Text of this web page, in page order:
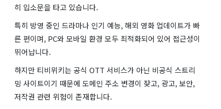
히 입소문을 타고 있습니다.
특히 방영 중인 드라마나 인기 예능, 해외 영화 업데이트가 빠
른 편이며, PC와 모바일 환경 모두 최적화되어 있어 접근성이
뛰어납니다.
하지만 티비위키는 공식 OTT 서비스가 아닌 비공식 스트리
밍 사이트이기 때문에 도메인 주소 변경이 잦고, 광고, 보안,
저작권 관련 위험이 존재합니다.